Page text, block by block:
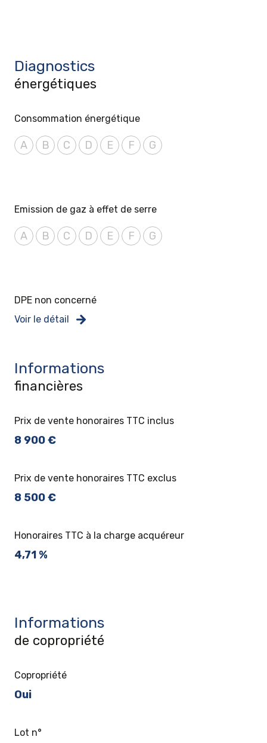
Diagnostics
énergétiques
Consommation énergétique
A B C D E F G
Emission de gaz à effet de serre
A B C D E F G
DPE non concerné
Voir le détail
Informations
financières
Prix de vente honoraires TTC inclus
8 900 €
Prix de vente honoraires TTC exclus
8 500 €
Honoraires TTC à la charge acquéreur
4,71 %
Informations
de copropriété
Copropriété
Oui
Lot n°